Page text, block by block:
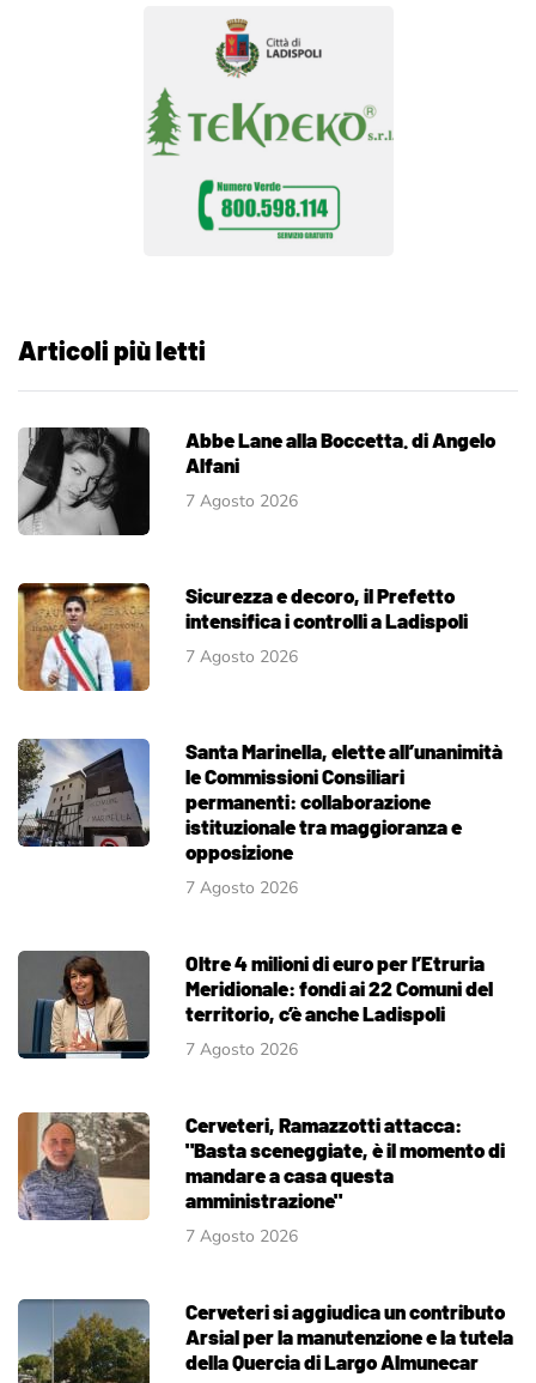
Articoli più letti
Abbe Lane alla Boccetta. di Angelo
Alfani
7 Agosto 2026
Sicurezza e decoro, il Prefetto
intensifica i controlli a Ladispoli
7 Agosto 2026
Santa Marinella, elette all’unanimità
le Commissioni Consiliari
permanenti: collaborazione
istituzionale tra maggioranza e
opposizione
7 Agosto 2026
Oltre 4 milioni di euro per l’Etruria
Meridionale: fondi ai 22 Comuni del
territorio, c’è anche Ladispoli
7 Agosto 2026
Cerveteri, Ramazzotti attacca:
"Basta sceneggiate, è il momento di
mandare a casa questa
amministrazione"
7 Agosto 2026
Cerveteri si aggiudica un contributo
Arsial per la manutenzione e la tutela
della Quercia di Largo Almunecar